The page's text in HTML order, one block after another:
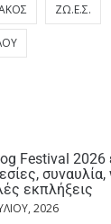
ΖΩ.Ε.Σ.
Festival 2026
εκπλήξεις
2026